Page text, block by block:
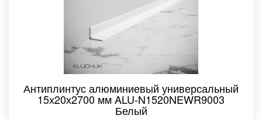
Антиплинтус алюминиевый универсальный
15х20х2700 мм ALU-N1520NEWR9003
Белый